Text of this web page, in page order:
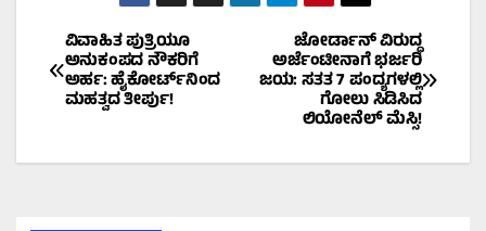
Post
navigation
ಜೋರ್ಡಾನ್ ವಿರುದ್ಧ
ಅರ್ಜೆಂಟೀನಾಗೆ ಭರ್ಜರಿ
ಜಯ: ಸತತ 7 ಪಂದ್ಯಗಳಲ್ಲಿ
ಗೋಲು ಸಿಡಿಸಿದ
ಲಿಯೋನೆಲ್ ಮೆಸ್ಸಿ!
ವಿವಾಹಿತ ಪುತ್ರಿಯೂ
ಅನುಕಂಪದ ನೌಕರಿಗೆ
ಅರ್ಹ: ಹೈಕೋರ್ಟ್‌ನಿಂದ
ಮಹತ್ವದ ತೀರ್ಪು!